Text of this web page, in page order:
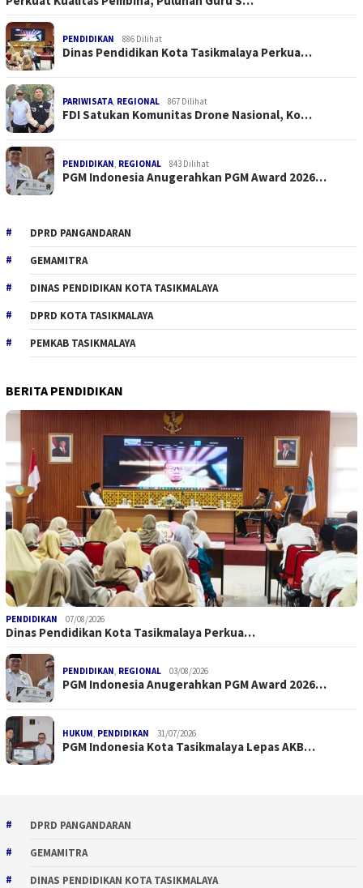
PENDIDIKAN 886 Dilihat
Dinas Pendidikan Kota Tasikmalaya Perkua…
PARIWISATA, REGIONAL 867 Dilihat
FDI Satukan Komunitas Drone Nasional, Ko…
PENDIDIKAN, REGIONAL 843 Dilihat
PGM Indonesia Anugerahkan PGM Award 2026…
DPRD PANGANDARAN
GEMAMITRA
DINAS PENDIDIKAN KOTA TASIKMALAYA
DPRD KOTA TASIKMALAYA
PEMKAB TASIKMALAYA
BERITA PENDIDIKAN
PENDIDIKAN 07/08/2026
Dinas Pendidikan Kota Tasikmalaya Perkua…
PENDIDIKAN, REGIONAL 03/08/2026
PGM Indonesia Anugerahkan PGM Award 2026…
HUKUM, PENDIDIKAN 31/07/2026
PGM Indonesia Kota Tasikmalaya Lepas AKB…
DPRD PANGANDARAN
GEMAMITRA
DINAS PENDIDIKAN KOTA TASIKMALAYA